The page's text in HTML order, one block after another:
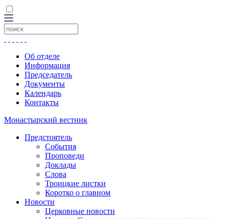
Об отделе
Информация
Председатель
Документы
Календарь
Контакты
Монастырский вестник
Предстоятель
События
Проповеди
Доклады
Слова
Троицкие листки
Коротко о главном
Новости
Церковные новости